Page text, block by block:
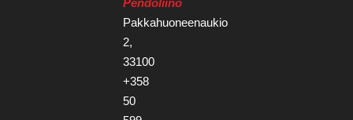
Pendoliino
Pakkahuoneenaukio
2,
33100
+358
50